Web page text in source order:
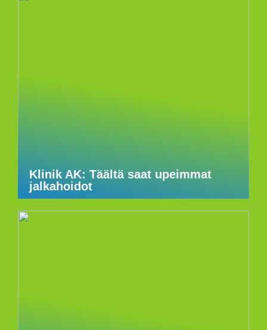
Klinik AK: Täältä saat upeimmat
jalkahoidot